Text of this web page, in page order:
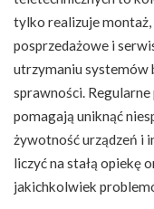
tylko realizuje montaż,
posprzedażowe i
utrzymaniu systemów
sprawności.
pomagają uniknąć
żywotność urządzeń i
liczyć na stałą opiekę
jakichkolwiek